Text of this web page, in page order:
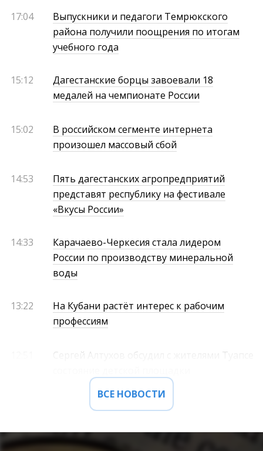
17:04
Выпускники и педагоги Темрюкского
района получили поощрения по итогам
учебного года
15:12
Дагестанские борцы завоевали 18
медалей на чемпионате России
15:02
В российском сегменте интернета
произошел массовый сбой
14:53
Пять дагестанских агропредприятий
представят республику на фестивале
«Вкусы России»
14:33
Карачаево-Черкесия стала лидером
России по производству минеральной
воды
13:22
На Кубани растёт интерес к рабочим
профессиям
Сергей Алтухов обсудил с жителями Туапсе
ВСЕ НОВОСТИ